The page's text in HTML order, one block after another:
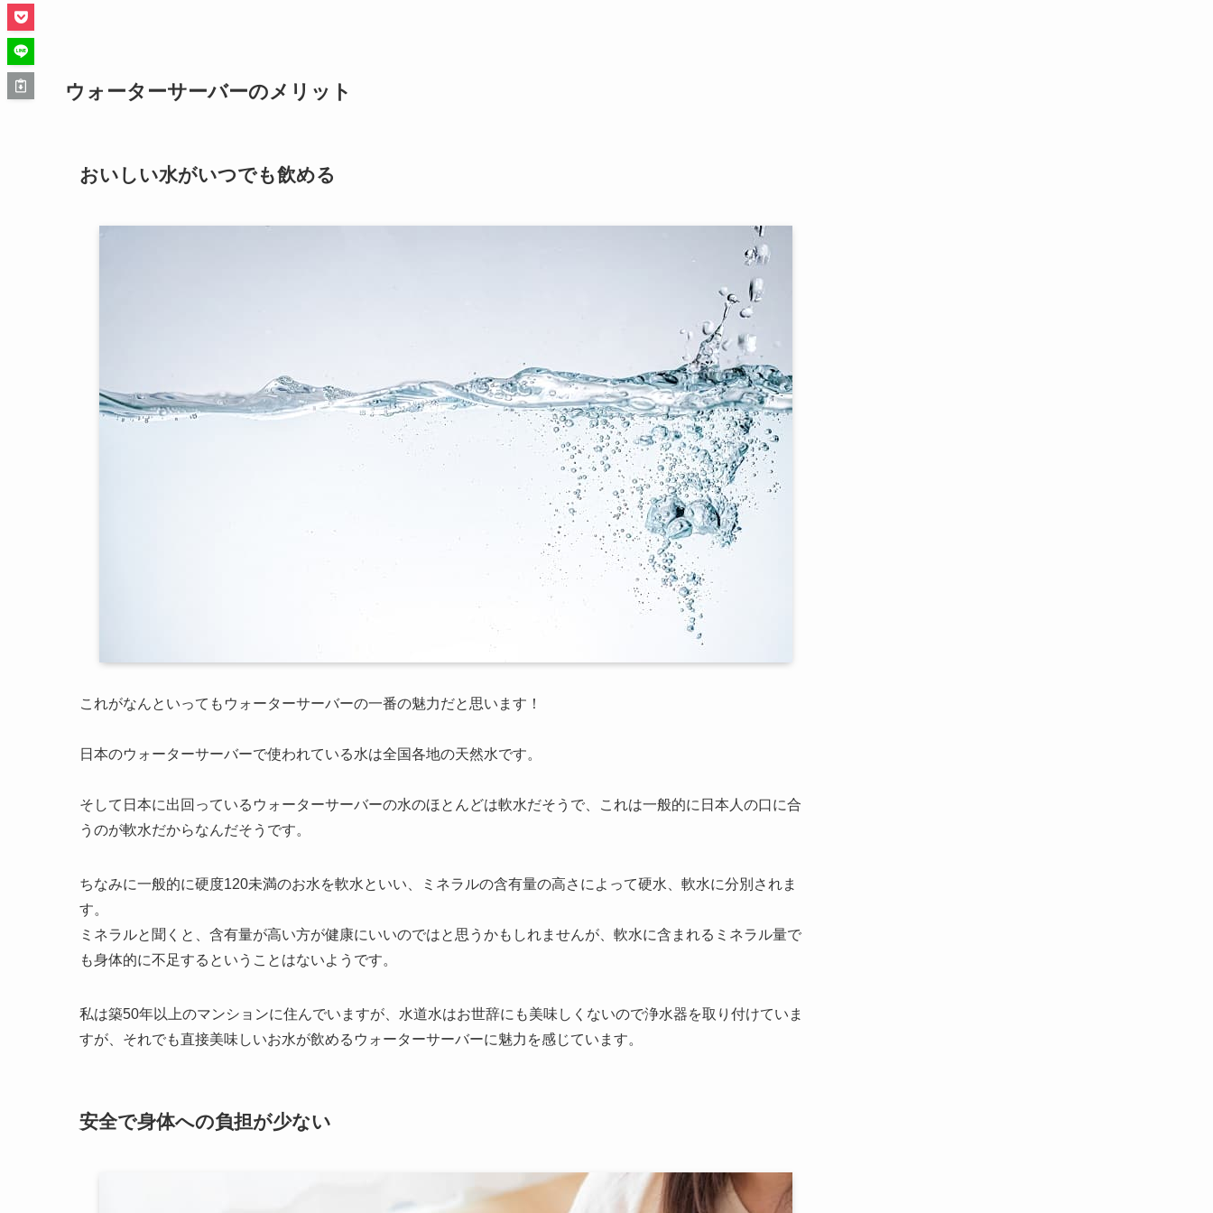
ウォーターサーバーのメリット
おいしい水がいつでも飲める
これがなんといってもウォーターサーバーの一番の魅力だと思います！
日本のウォーターサーバーで使われている水は全国各地の天然水です。
そして日本に出回っているウォーターサーバーの水のほとんどは軟水だそうで、これは一般的に日本人の口に合
うのが軟水だからなんだそうです。
ちなみに一般的に硬度120未満のお水を軟水といい、ミネラルの含有量の高さによって硬水、軟水に分別されま
す。
ミネラルと聞くと、含有量が高い方が健康にいいのではと思うかもしれませんが、軟水に含まれるミネラル量で
も身体的に不足するということはないようです。
私は築50年以上のマンションに住んでいますが、水道水はお世辞にも美味しくないので浄水器を取り付けていま
すが、それでも直接美味しいお水が飲めるウォーターサーバーに魅力を感じています。
安全で身体への負担が少ない